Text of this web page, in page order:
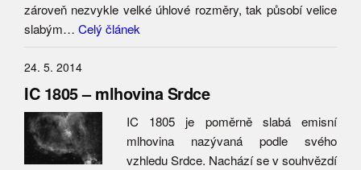
zároveň nezvykle velké úhlové rozměry, tak působí velice
slabým… Celý článek
24. 5. 2014
IC 1805 – mlhovina Srdce
IC 1805 je poměrně slabá emisní
mlhovina nazývaná podle svého
vzhledu Srdce. Nachází se v souhvězdí